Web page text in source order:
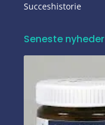
Succeshistorie
Seneste nyheder